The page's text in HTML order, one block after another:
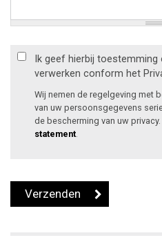
Ik geef hierbij
verwerken conform het
Wij nemen de regelgeving met
van uw persoonsgegevens
de bescherming van uw privacy.
statement.